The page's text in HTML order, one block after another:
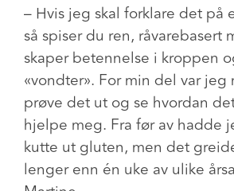
– Hvis jeg skal forklare det på
så spiser du ren, råvarebasert
skaper betennelse i kroppen
«vondter». For min del var jeg
prøve det ut og se hvordan
hjelpe meg. Fra før av hadde
kutte ut gluten, men det
lenger enn én uke av ulike